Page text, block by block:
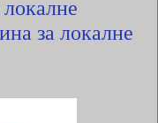
за локалне